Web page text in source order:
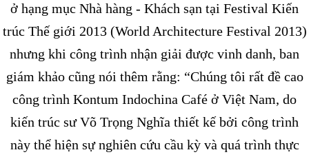
ở hạng mục Nhà hàng - Khách sạn tại Festival Kiến
trúc Thế giới 2013 (World Architecture Festival 2013)
nhưng khi công trình nhận giải được vinh danh, ban
giám khảo cũng nói thêm rằng: “Chúng tôi rất đề cao
công trình Kontum Indochina Café ở Việt Nam, do
kiến trúc sư Võ Trọng Nghĩa thiết kế bởi công trình
này thể hiện sự nghiên cứu cầu kỳ và quá trình thực